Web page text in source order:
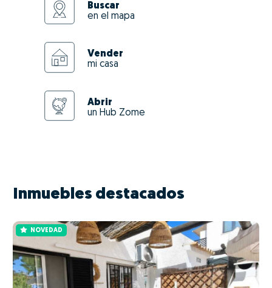
Buscar
en el mapa
Vender
mi casa
Abrir
un Hub Zome
Inmuebles destacados
NOVEDAD